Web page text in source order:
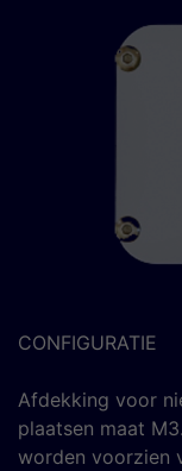
CONFIGURATIE
Afdekking voor
plaatsen maat
worden voorzien